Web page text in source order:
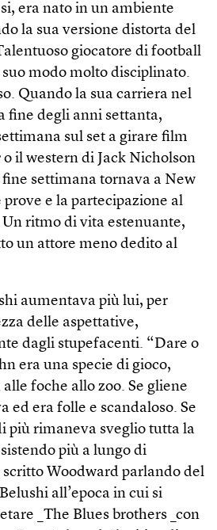
era nato in un ambiente
la sua versione distorta del
giocatore di football
modo molto disciplinato.
Quando la sua carriera nel
fine degli anni settanta,
sul set a girare film
o il western di Jack Nicholson
fine settimana tornava a New
prove e la partecipazione al
Un ritmo di vita estenuante,
un attore meno dedito al
aumentava più lui, per
delle aspettative,
dagli stupefacenti. “Dare o
era una specie di gioco,
foche allo zoo. Se gliene
ed era folle e scandaloso. Se
più rimaneva sveglio tutta la
più a lungo di
Woodward parlando del
all’epoca in cui si
_The Blues brothers _con